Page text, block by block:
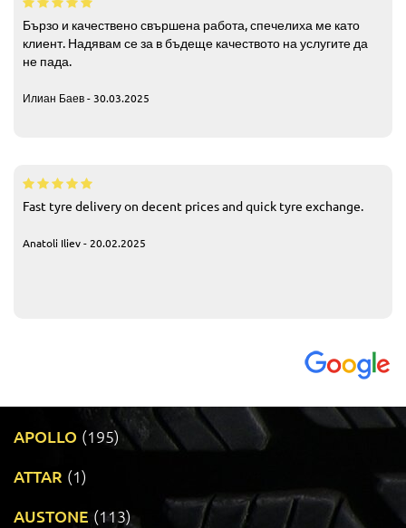
Бързо и качествено свършена работа, спечелиха ме като
клиент. Надявам се за в бъдеще качеството на услугите да
не пада.
Илиан Баев - 30.03.2025
Fast tyre delivery on decent prices and quick tyre exchange.
Anatoli Iliev - 20.02.2025
APOLLO (195)
ATTAR (1)
AUSTONE (113)